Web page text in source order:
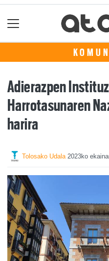
Adierazpen
Harrotasunaren
harira
Tolosako Udala 2023ko